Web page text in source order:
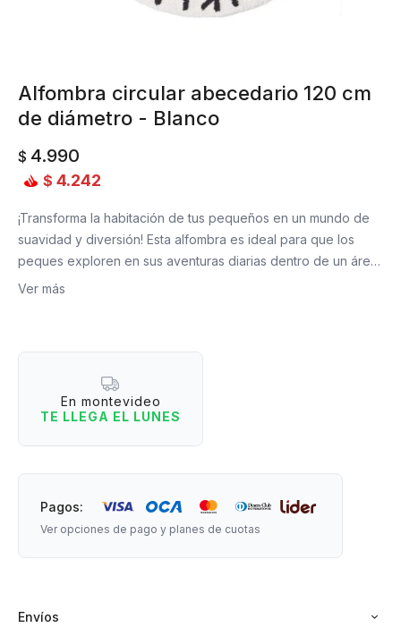
Alfombra circular abecedario 120 cm
de diámetro - Blanco
$ 4.990
$ 4.242
¡Transforma la habitación de tus pequeños en un mundo de
suavidad y diversión! Esta alfombra es ideal para que los
peques exploren en sus aventuras diarias dentro de un área
segura y sin necesidad de estar en contacto directo con el
Medidas: 120 cm x 120 cm.
Material: Felpa.
Ver más
En montevideo
TE LLEGA EL LUNES
Pagos:
Ver opciones de pago y planes de cuotas
Envíos